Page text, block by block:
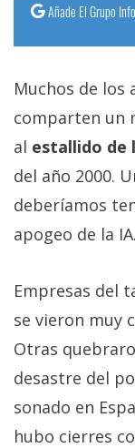
Añade El Grupo
Muchos de los
comparten un
al estallido de
del año 2000.
deberíamos
apogeo de la IA.
Empresas del
se vieron muy
Otras
desastre del
sonado en
hubo cierres